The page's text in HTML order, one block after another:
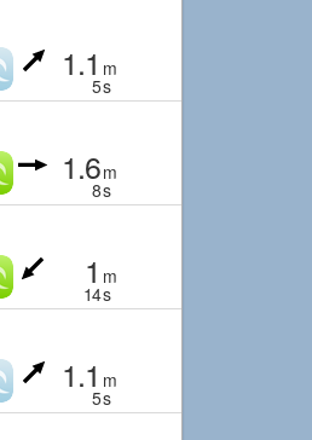
1.1 m
5s
1.6m
8s
1 m
14s
1.1 m
5s